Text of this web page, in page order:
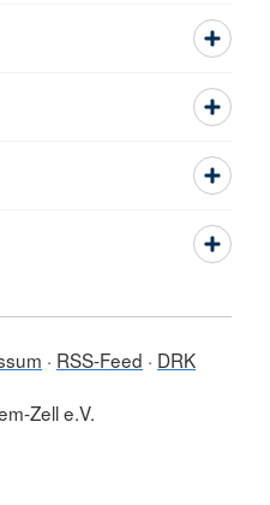
RSS-Feed
DRK
Zell e.V.